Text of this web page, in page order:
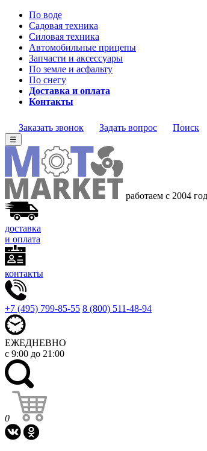
По воде
Садовая техника
Силовая техника
Автомобильные прицепы
Запчасти и аксессуары
По земле и асфальту
По снегу
Доставка и оплата
Контакты
Заказать звонок Задать вопрос Поиск
☰
работаем с 2004
доставка
и оплата
контакты
+7 (495) 799-85-55 8 (800) 511-48-94
ЕЖЕДНЕВНО
с 9:00 до 21:00
0